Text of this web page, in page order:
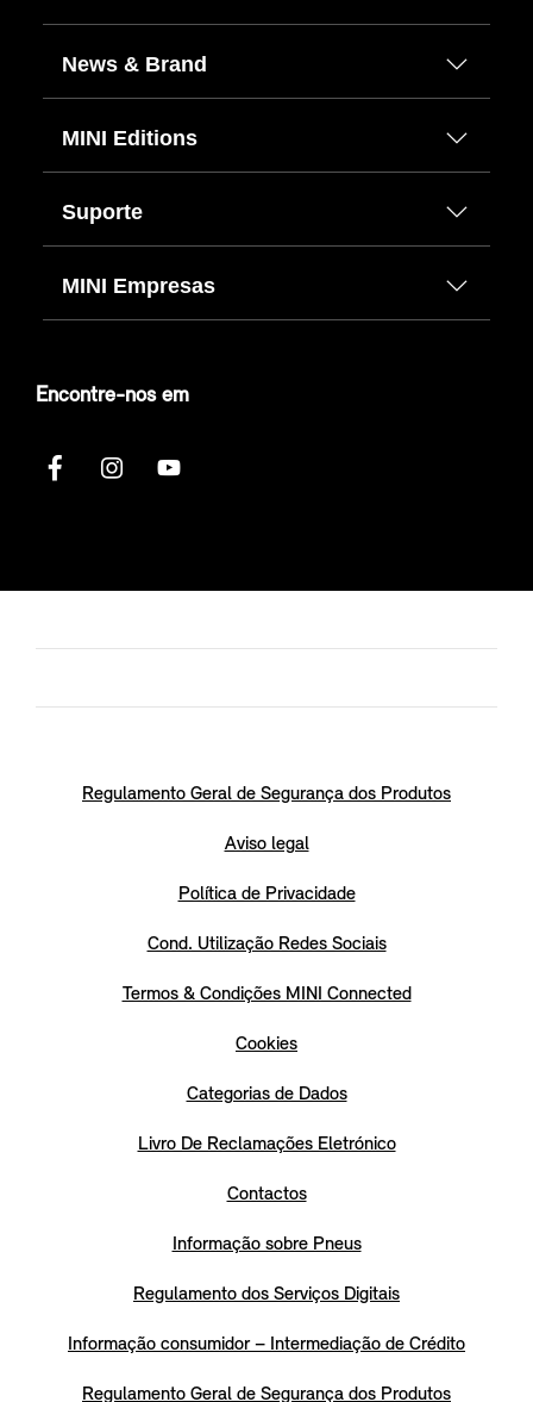
News & Brand
MINI Editions
Suporte
MINI Empresas
Encontre-nos em
Regulamento Geral de Segurança dos Produtos
Aviso legal
Política de Privacidade
Cond. Utilização Redes Sociais
Termos & Condições MINI Connected
Cookies
Categorias de Dados
Livro De Reclamações Eletrónico
Contactos
Informação sobre Pneus
Regulamento dos Serviços Digitais
Informação consumidor – Intermediação de Crédito
Regulamento Geral de Segurança dos Produtos